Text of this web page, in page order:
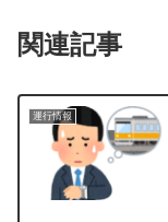
関連記事
運行情報